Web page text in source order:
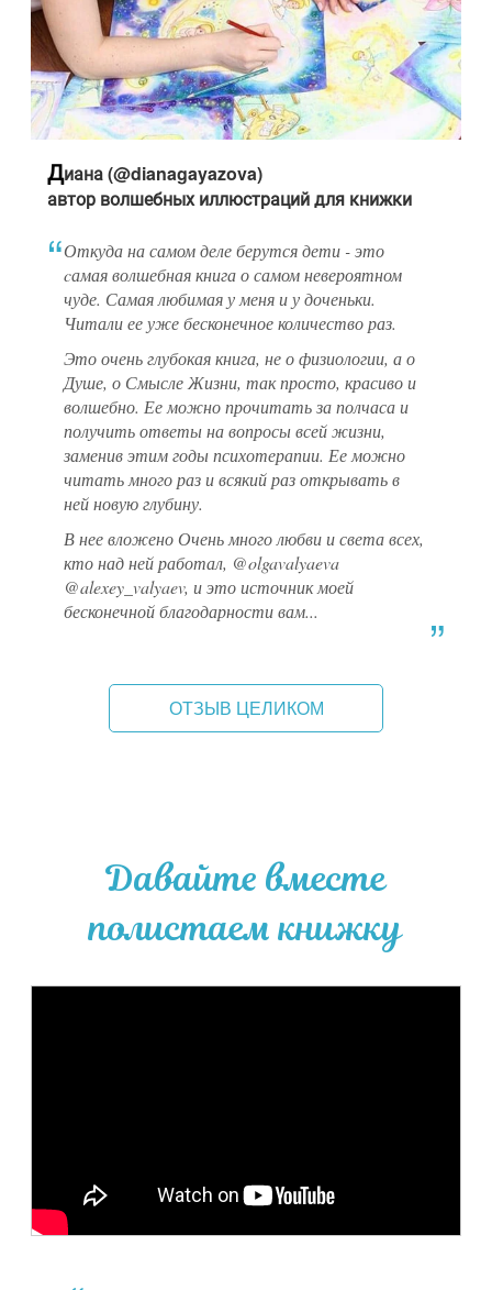
Диана (@dianagayazova)
автор волшебных иллюстраций для книжки
Откуда на самом деле берутся дети - это
cамая волшебная книга о самом невероятном
чуде. Самая любимая у меня и у доченьки.
Читали ее уже бесконечное количество раз.
Это очень глубокая книга, не о физиологии, а о
Душе, о Смысле Жизни, так просто, красиво и
волшебно. Ее можно прочитать за полчаса и
получить ответы на вопросы всей жизни,
заменив этим годы психотерапии. Ее можно
читать много раз и всякий раз открывать в
ней новую глубину.
В нее вложено Очень много любви и света всех,
кто над ней работал, @olgavalyaeva
@alexey_valyaev, и это источник моей
бесконечной благодарности вам...
ОТЗЫВ ЦЕЛИКОМ
Давайте вместе
полистаем книжку